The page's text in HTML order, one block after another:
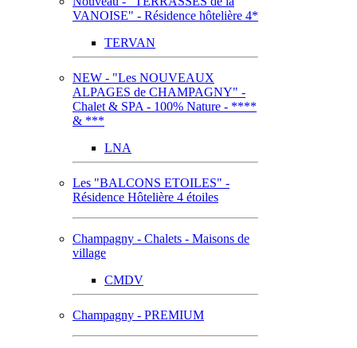
VANOISE" - Résidence hôtelière 4*
TERVAN
NEW - "Les NOUVEAUX
ALPAGES de CHAMPAGNY" -
Chalet & SPA - 100% Nature - ****
& ***
LNA
Les "BALCONS ETOILES" -
Résidence Hôtelière 4 étoiles
Champagny - Chalets - Maisons de
village
CMDV
Champagny - PREMIUM